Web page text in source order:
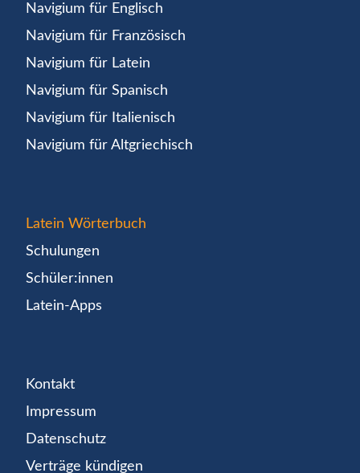
Navigium für Englisch
Navigium für Französisch
Navigium für Latein
Navigium für Spanisch
Navigium für Italienisch
Navigium für Altgriechisch
Latein Wörterbuch
Schulungen
Schüler:innen
Latein-Apps
Kontakt
Impressum
Datenschutz
Verträge kündigen